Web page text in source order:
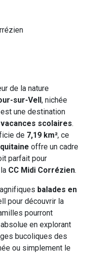
de la nature
sur-Vell, nichée
une destination
vacances scolaires.
de 7,19 km², ce
offre un cadre
parfait pour
CC Midi Corrézien.
balades en
pour découvrir la
pourront
absolue en explorant
bucoliques des
ou simplement le